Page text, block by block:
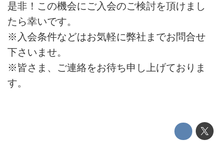
是非！この機会にご入会のご検討を頂けまし
たら幸いです。
※入会条件などはお気軽に弊社までお問合せ
下さいませ。
※皆さま、ご連絡をお待ち申し上げておりま
す。